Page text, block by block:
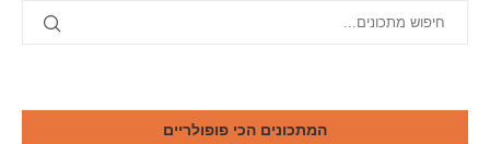
המתכונים הכי פופולריים